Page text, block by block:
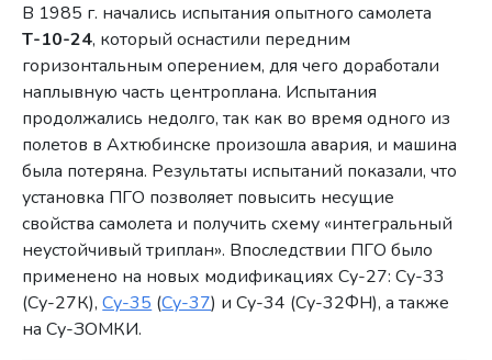
В 1985 г. начались испытания опытного самолета
Т-10-24, который оснастили передним
горизонтальным оперением, для чего доработали
наплывную часть центроплана. Испытания
продолжались недолго, так как во время одного из
полетов в Ахтюбинске произошла авария, и машина
была потеряна. Результаты испытаний показали, что
установка ПГО позволяет повысить несущие
свойства самолета и получить схему «интегральный
неустойчивый триплан». Впоследствии ПГО было
применено на новых модификациях Су-27: Су-33
(Су-27К),Су-35(Су-37) и Су-34 (Су-32ФН), а также
на Су-ЗОМКИ.